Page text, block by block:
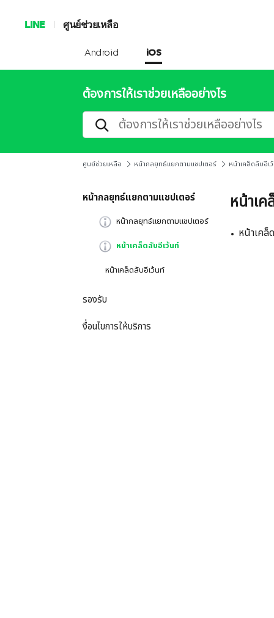
LINE ศูนย์ช่วยเหลือ
Android iOS
ต้องการให้เราช่วยเหลืออย่างไร
ศูนย์ช่วยเหลือ หน้ากลยุทธ์แยกตามแชปเตอร์ หน้าเคล็ดลับอีเ
หน้ากลยุทธ์แยกตามแชปเตอร์
หน้ากลยุทธ์แยกตามแชปเตอร์
หน้าเคล็ดลับอีเว้นท์
หน้าเคล็ดลับอีเว้นท์
รองรับ
งื่อนไขการให้บริการ
หน้าเ
หน้าเคล็